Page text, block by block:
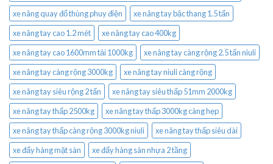
xe nâng quay đổ thùng phuy điện
xe nâng tay bậc thang 1.5 tấn
xe nâng tay cao 1.2 mét
xe nâng tay cao 400kg
xe nâng tay cao 1600mm tải 1000kg
xe nâng tay càng rộng 2.5 tấn niuli
xe nâng tay càng rộng 3000kg
xe nâng tay niuli càng rộng
xe nâng tay siêu rộng 2 tấn
xe nâng tay siêu thấp 51mm 2000kg
xe nâng tay thấp 2500kg
xe nâng tay thấp 3000kg càng hẹp
xe nâng tay thấp càng rộng 3000kg niuli
xe nâng tay thấp siêu dài
xe đẩy hàng mặt sàn
xe đẩy hàng sàn nhựa 2 tầng